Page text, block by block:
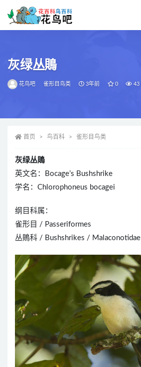
灰绿丛鵙
花鸟吧 雀形目鸟类 3年前 0 43
首页 鸟百科 雀形目鸟类
灰绿丛鵙
英文名：Bocage’s Bushshrike
学名：Chlorophoneus bocagei
纲目科属：
雀形目 / Passeriformes
丛鵙科 / Bushshrikes / Malaconotidae